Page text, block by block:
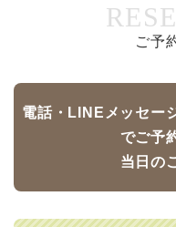
ご予
電話・LINEメッセー
でご予
当日の